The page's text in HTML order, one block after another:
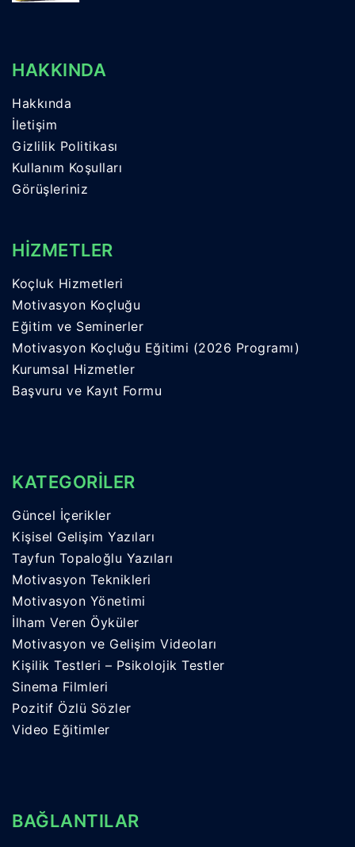
HAKKINDA
Hakkında
İletişim
Gizlilik Politikası
Kullanım Koşulları
Görüşleriniz
HİZMETLER
Koçluk Hizmetleri
Motivasyon Koçluğu
Eğitim ve Seminerler
Motivasyon Koçluğu Eğitimi (2026 Programı)
Kurumsal Hizmetler
Başvuru ve Kayıt Formu
KATEGORİLER
Güncel İçerikler
Kişisel Gelişim Yazıları
Tayfun Topaloğlu Yazıları
Motivasyon Teknikleri
Motivasyon Yönetimi
İlham Veren Öyküler
Motivasyon ve Gelişim Videoları
Kişilik Testleri – Psikolojik Testler
Sinema Filmleri
Pozitif Özlü Sözler
Video Eğitimler
BAĞLANTILAR